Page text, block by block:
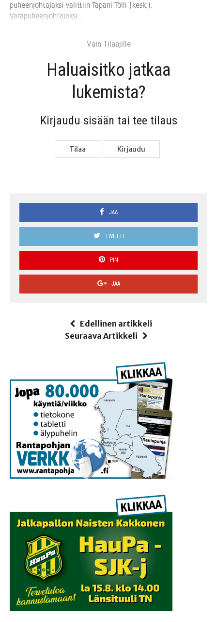
puheen­joh­ta­jak­si valit­tiin Tapa­ni Töl­li (kesk.).
Varapuheenjohtajaksi…
Vain Tilaa­jil­le
Haluai­sit­ko jat­kaa
lukemista?
Kir­jau­du sisään tai tee tilaus
Tilaa Kir­jau­du
JAA
TWIITTI
PIN
JAA
Edellinen artikkeli
Seuraava Artikkeli